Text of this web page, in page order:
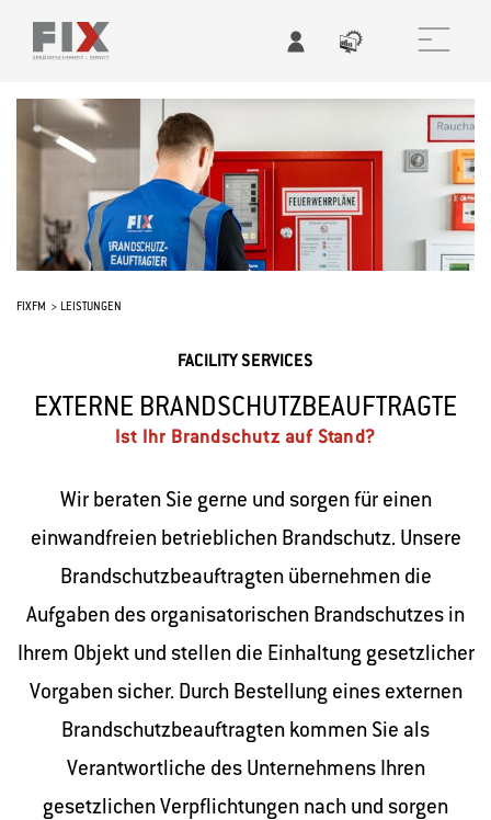
FIXFM LEISTUNGEN
FACILITY SERVICES
EXTERNE BRANDSCHUTZBEAUFTRAGTE
Ist Ihr Brandschutz auf Stand?
Wir beraten Sie gerne und sorgen für einen
einwandfreien betrieblichen Brandschutz. Unsere
Brandschutzbeauftragten übernehmen die
Aufgaben des organisatorischen Brandschutzes in
Ihrem Objekt und stellen die Einhaltung gesetzlicher
Vorgaben sicher. Durch Bestellung eines externen
Brandschutzbeauftragten kommen Sie als
Verantwortliche des Unternehmens Ihren
gesetzlichen Verpflichtungen nach und sorgen